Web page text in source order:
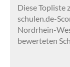
Diese Topliste
schulen.de-
Nordrhein-
bewerteten